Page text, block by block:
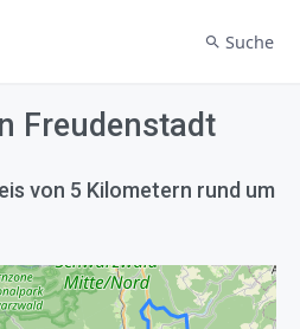
Suche
Freudenstadt
von 5 Kilometern rund um